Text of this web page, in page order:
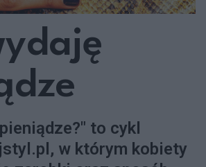
to cykl
w którym kobiety